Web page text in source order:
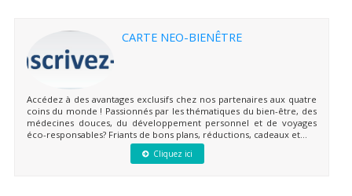
CARTE NEO-BIENÊTRE
Accédez à des avantages exclusifs chez nos partenaires aux quatre
coins du monde ! Passionnés par les thématiques du bien-être, des
médecines douces, du développement personnel et de voyages
éco-responsables? Friants de bons plans, réductions, cadeaux et...
Cliquez ici